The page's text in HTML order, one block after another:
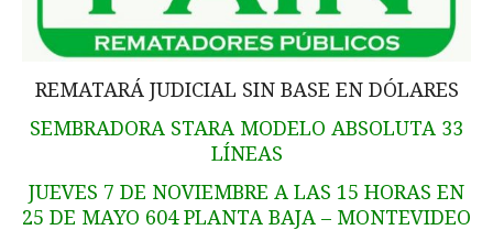
REMATARÁ JUDICIAL SIN BASE EN DÓLARES
SEMBRADORA STARA MODELO ABSOLUTA 33
LÍNEAS
JUEVES 7 DE NOVIEMBRE A LAS 15 HORAS EN
25 DE MAYO 604 PLANTA BAJA – MONTEVIDEO